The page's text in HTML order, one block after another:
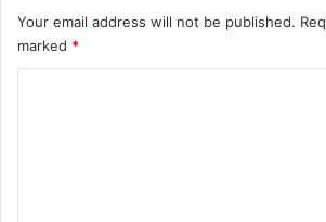
Your email address will not be published.
marked *